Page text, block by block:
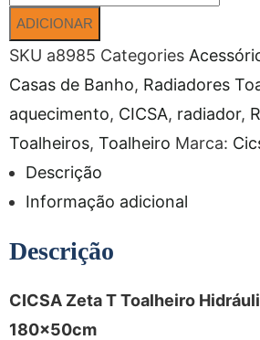
ADICIONAR
SKU a8985 Categories
Casas de Banho, Radiadores
aquecimento, CICSA, radiador,
Toalheiros, Toalheiro Marca:
Descrição
Informação adicional
Descrição
CICSA Zeta T Toalheiro
180x50cm